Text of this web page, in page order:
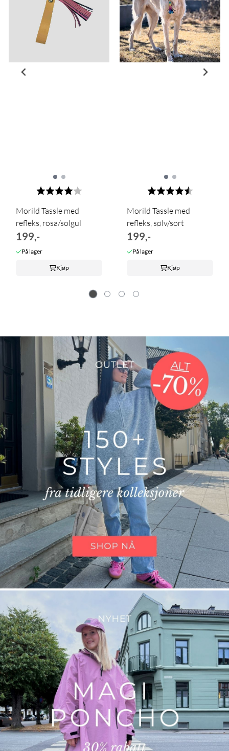
Karakter: 4.0 av 5 mulige
Morild Tassle med
refleks, rosa/solgul
199,-
På lager
Kjøp
Karakter: 4.6 av 5
Morild Tassle med
refleks, sølv/sort
199,-
På lager
Kjøp